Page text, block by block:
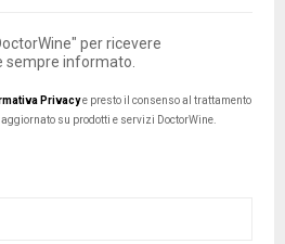
per ricevere
sempre informato.
Privacye presto il consenso al trattamento
su prodotti e servizi DoctorWine.